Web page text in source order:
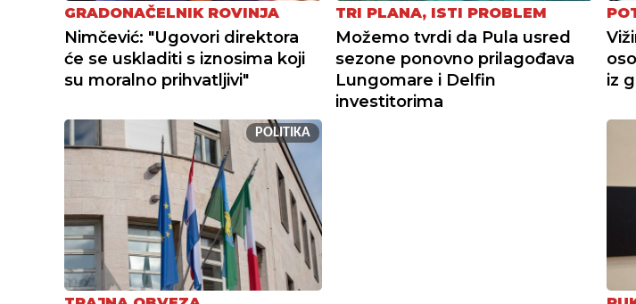
GRADONAČELNIK ROVINJA
Nimčević: "Ugovori direktora
će se uskladiti s iznosima koji
su moralno prihvatljivi"
TRI PLANA, ISTI PROBLEM
Možemo tvrdi da Pula usred
sezone ponovno prilagođava
Lungomare i Delfin
investitorima
iz
POLITIKA